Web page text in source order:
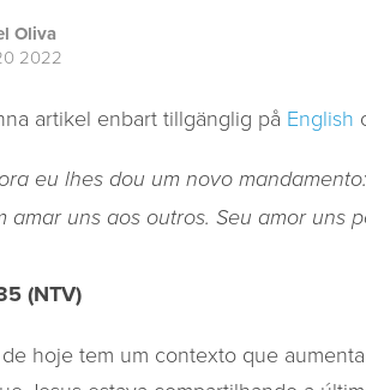
Oliva
2022
artikel enbart tillgänglig på English
eu lhes dou um novo
amar uns aos outros. Seu amor uns
(NTV)
hoje tem um contexto que